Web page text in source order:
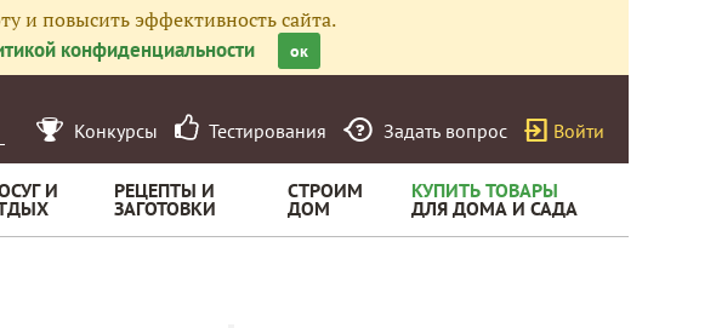
и повысить эффективность сайта.
конфиденциальности ок
Конкурсы Тестирования Задать вопрос Войти
И РЕЦЕПТЫ И
ЗАГОТОВКИ
СТРОИМ
ДОМ
КУПИТЬ ТОВАРЫ
ДЛЯ ДОМА И САДА